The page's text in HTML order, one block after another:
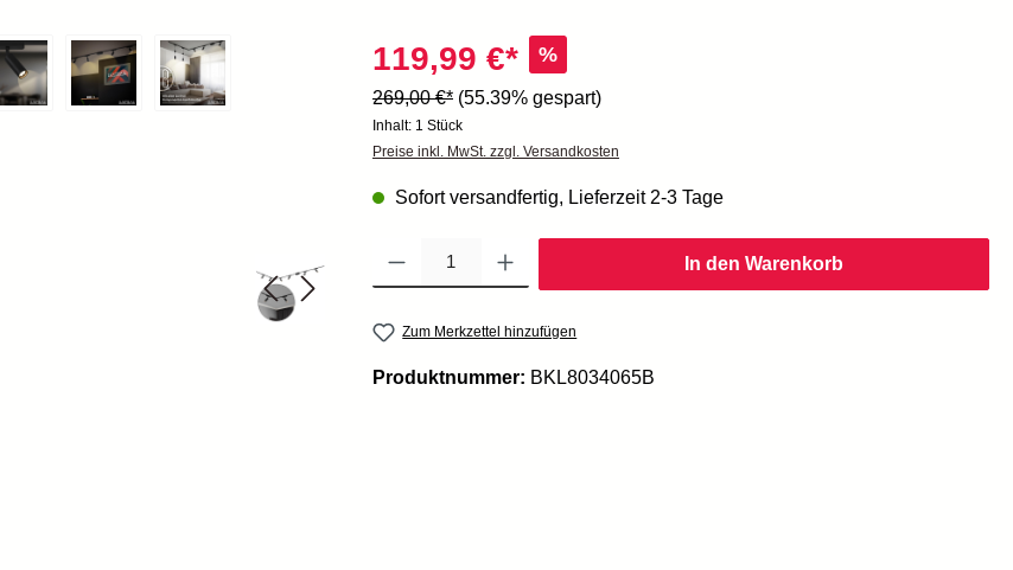
119,99 €* %
269,00 €* (55.39% gespart)
Inhalt: 1 Stück
Preise inkl. MwSt. zzgl. Versandkosten
Sofort versandfertig, Lieferzeit 2-3 Tage
In den Warenkorb
Zum Merkzettel hinzufügen
Produktnummer: BKL8034065B